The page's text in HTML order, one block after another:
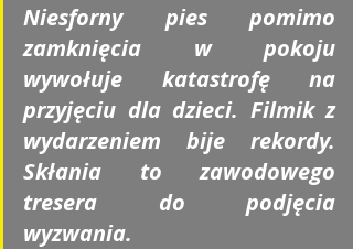
Niesforny pies pomimo
zamknięcia w pokoju
wywołuje katastrofę na
przyjęciu dla dzieci. Filmik z
wydarzeniem bije rekordy.
Skłania to zawodowego
tresera do podjęcia
wyzwania.